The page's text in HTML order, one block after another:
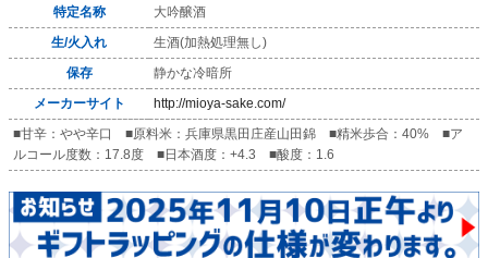
特定名称
大吟醸酒
生/火入れ
生酒(加熱処理無し)
保存
静かな冷暗所
メーカーサイト
http://mioya-sake.com/
■甘辛：やや辛口 ■原料米：兵庫県黒田庄産山田錦 ■精米歩合：40% ■ア
ルコール度数：17.8度 ■日本酒度：+4.3 ■酸度：1.6